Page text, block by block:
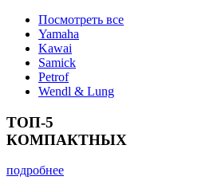
Посмотреть все
Yamaha
Kawai
Samick
Petrof
Wendl & Lung
ТОП-5
КОМПАКТНЫХ
подробнее